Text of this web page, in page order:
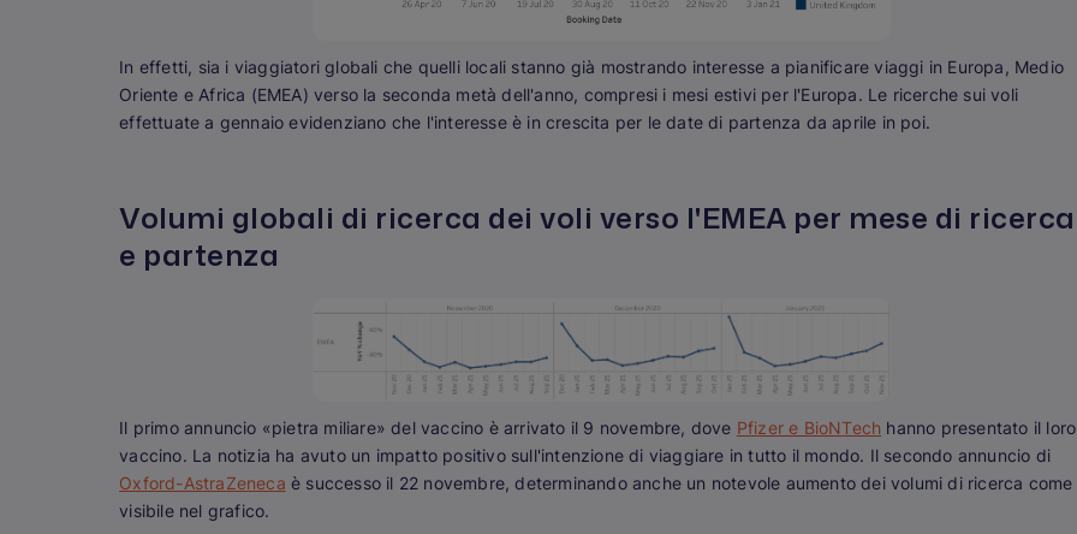
In effetti, sia i viaggiatori globali che quelli locali stanno già mostrando interesse a pianificare viaggi in Europa, Medio
Oriente e Africa (EMEA) verso la seconda metà dell'anno, compresi i mesi estivi per l'Europa. Le ricerche sui voli
effettuate a gennaio evidenziano che l'interesse è in crescita per le date di partenza da aprile in poi.
Volumi globali di ricerca dei voli verso l'EMEA per mese di ricerca
e partenza
Il primo annuncio «pietra miliare» del vaccino è arrivato il 9 novembre, dove Pfizer e BioNTech hanno presentato il loro
vaccino. La notizia ha avuto un impatto positivo sull'intenzione di viaggiare in tutto il mondo. Il secondo annuncio di
Oxford-AstraZeneca è successo il 22 novembre, determinando anche un notevole aumento dei volumi di ricerca come
visibile nel grafico.